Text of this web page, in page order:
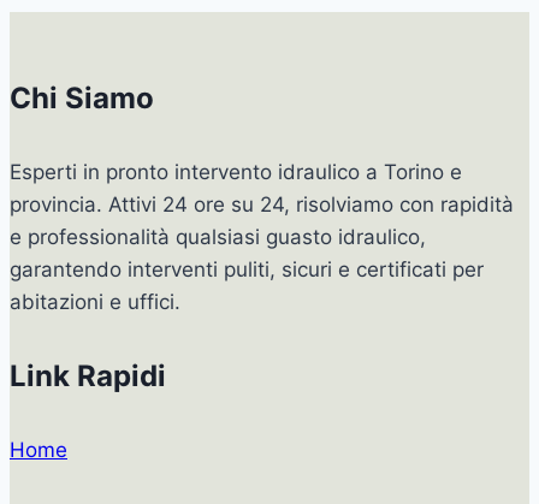
Chi Siamo
Esperti in pronto intervento idraulico a Torino e
provincia. Attivi 24 ore su 24, risolviamo con rapidità
e professionalità qualsiasi guasto idraulico,
garantendo interventi puliti, sicuri e certificati per
abitazioni e uffici.
Link Rapidi
Home